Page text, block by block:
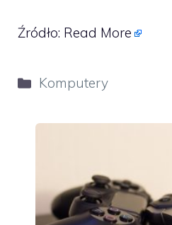
Źródło: Read More
Kategorie
Komputery